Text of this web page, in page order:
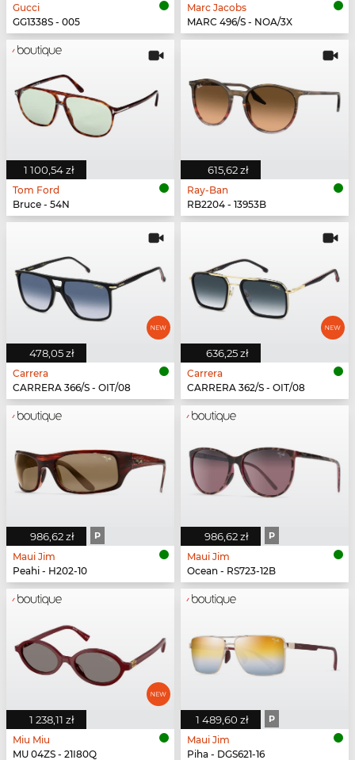
Gucci
GG1338S - 005
Marc Jacobs
MARC 496/S - NOA/3X
1 100,54 zł
Tom Ford
Bruce - 54N
615,62 zł
Ray-Ban
RB2204 - 13953B
478,05 zł
Carrera
CARRERA 366/S - OIT/08
636,25 zł
Carrera
CARRERA 362/S - OIT/08
986,62 zł P
Maui Jim
Peahi - H202-10
986,62 zł P
Maui Jim
Ocean - RS723-12B
1 238,11 zł
Miu Miu
MU 04ZS - 21I80Q
1 489,60 zł P
Maui Jim
Piha - DGS621-16